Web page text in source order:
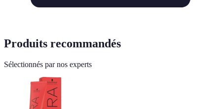
Produits recommandés
Sélectionnés par nos experts